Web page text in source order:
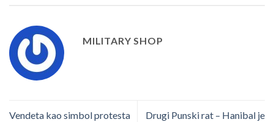
MILITARY SHOP
Vendeta kao simbol protesta
Drugi Punski rat – Hanibal je